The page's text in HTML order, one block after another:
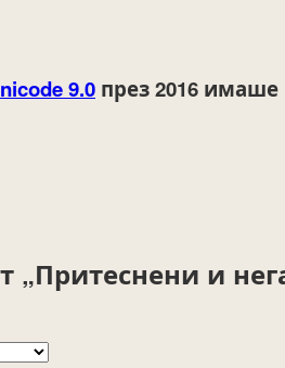
9.0 през 2016 имаше
и